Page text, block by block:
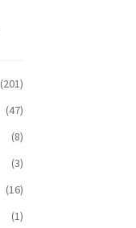
(201)
(47)
(8)
(3)
(16)
(1)